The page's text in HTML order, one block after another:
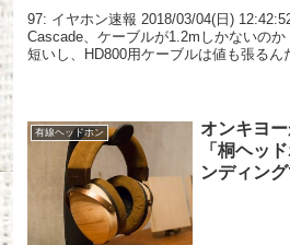
97: イヤホン速報 2018/03/04(日)
Cascade、ケーブルが1.2mしかないの
短いし、HD800用ケーブルは値も張る
有線ヘッドホン
オンキヨ
「桐ヘッ
ンディン